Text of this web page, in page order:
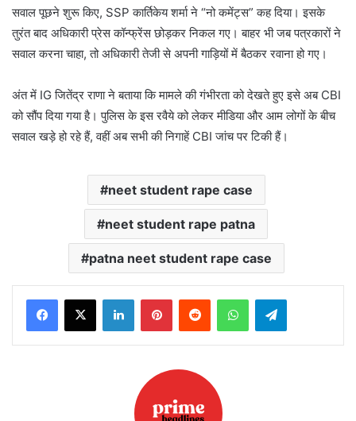
सवाल पूछने शुरू किए, SSP कार्तिकेय शर्मा ने “नो कमेंट्स” कह दिया। इसके
तुरंत बाद अधिकारी प्रेस कॉन्फ्रेंस छोड़कर निकल गए। बाहर भी जब पत्रकारों ने
सवाल करना चाहा, तो अधिकारी तेजी से अपनी गाड़ियों में बैठकर रवाना हो गए।
अंत में IG जितेंद्र राणा ने बताया कि मामले की गंभीरता को देखते हुए इसे अब CBI
को सौंप दिया गया है। पुलिस के इस रवैये को लेकर मीडिया और आम लोगों के बीच
सवाल खड़े हो रहे हैं, वहीं अब सभी की निगाहें CBI जांच पर टिकी हैं।
neet student rape case
neet student rape patna
patna neet student rape case
LinkedInPinterestReddit WhatsAppTelegram